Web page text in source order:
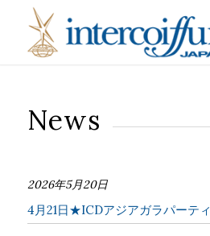
News
2026年5月20日
4月21日★ICDアジアガラパーティ